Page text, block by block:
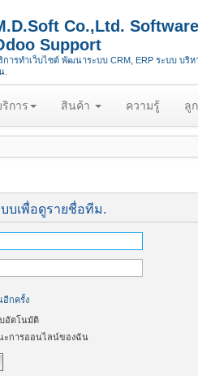
Co.,Ltd.
Support
การทำเว็บไซต์ พัฒนาระบบ CRM, ERP ระบบ บริ
.
การ สินค้า ความรู้ ลู
บเพื่อดูรายชื่อทีม.
อีกครั้ง
อัตโนมัติ
ะการออนไลน์ของฉัน